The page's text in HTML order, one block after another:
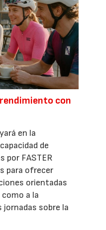
con
en la
de
por FASTER
para ofrecer
orientadas
a la
sobre la